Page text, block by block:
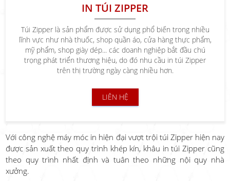
IN TÚI ZIPPER
Túi Zipper là sản phẩm được sử dụng phổ biến trong nhiều
lĩnh vực như nhà thuốc, shop quần áo, cửa hàng thực phẩm,
mỹ phẩm, shop giày dép... các doanh nghiệp bắt đầu chú
trọng phát triển thương hiệu, do đó nhu cầu in túi Zipper
trên thị trường ngày càng nhiều hơn.
LIÊN HỆ
Với công nghệ máy móc in hiện đại vượt trội túi Zipper hiện nay
được sản xuất theo quy trình khép kín, khâu in túi Zipper cũng
theo quy trình nhất định và tuân theo những nội quy nhà
xưởng.